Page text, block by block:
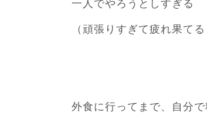
一人でやろうとしすぎる
（頑張りすぎて疲れ果てる
外食に行ってまで、自分